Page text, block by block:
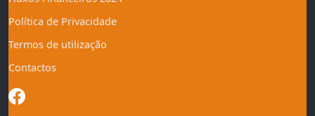
Política de Privacidade
Termos de utilização
Contactos